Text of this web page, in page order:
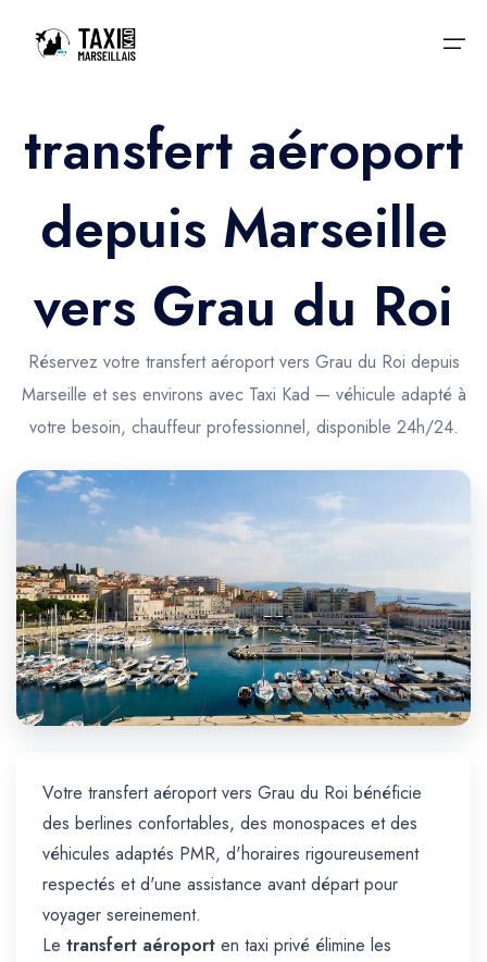
Accueil
Nos services
Nos services
Trajet Gare SNCF
Trajet Port croisière
Trajet Séminaire
Trajet Santé
Trajet Longue Distance
Taxis aéroport
Réservation
Actualités & évènements
Contactez-nous
transfert aéroport
depuis Marseille
vers Grau du Roi
Réservez votre transfert aéroport vers Grau du Roi depuis
Marseille et ses environs avec Taxi Kad — véhicule adapté à
votre besoin, chauffeur professionnel, disponible 24h/24.
Votre transfert aéroport vers Grau du Roi bénéficie
des berlines confortables, des monospaces et des
véhicules adaptés PMR, d'horaires rigoureusement
respectés et d'une assistance avant départ pour
voyager sereinement.
Le transfert aéroport en taxi privé élimine les